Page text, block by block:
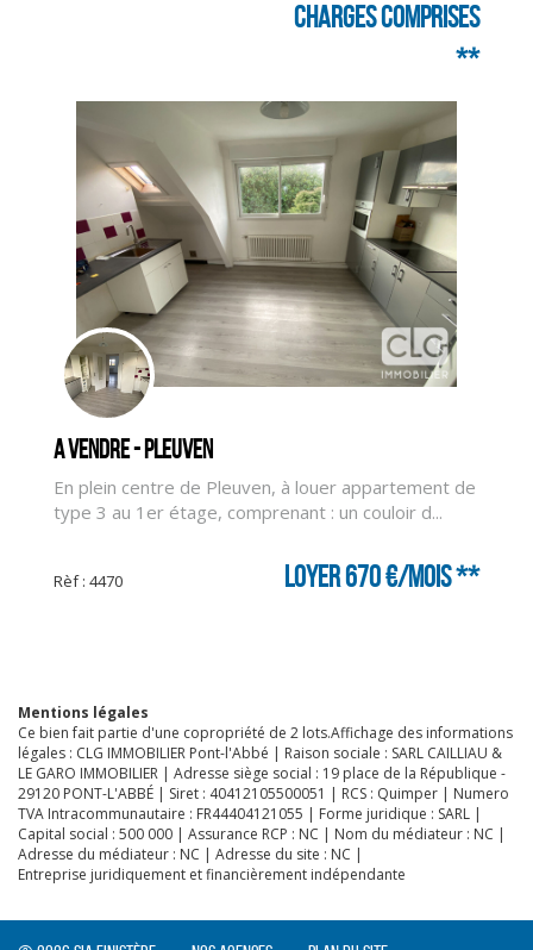
charges comprises
**
A vendre - PLEUVEN
En plein centre de Pleuven, à louer appartement de
type 3 au 1er étage, comprenant : un couloir d...
Rèf : 4470 Loyer 670 €/mois**
Mentions légales
Ce bien fait partie d'une copropriété de 2 lots.Affichage des informations
légales : CLG IMMOBILIER Pont-l'Abbé | Raison sociale : SARL CAILLIAU &
LE GARO IMMOBILIER | Adresse siège social : 19 place de la République -
29120 PONT-L'ABBÉ | Siret : 40412105500051 | RCS : Quimper | Numero
TVA Intracommunautaire : FR44404121055 | Forme juridique : SARL |
Capital social : 500 000 | Assurance RCP : NC | Nom du médiateur : NC |
Adresse du médiateur : NC | Adresse du site : NC |
Entreprise juridiquement et financièrement indépendante